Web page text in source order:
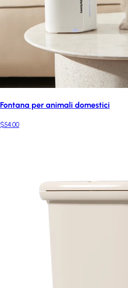
Fontana per animali domestici
$54.00